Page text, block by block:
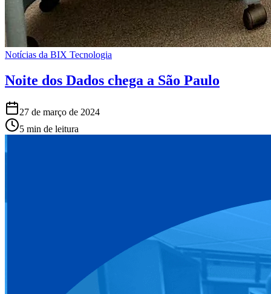
Notícias da BIX Tecnologia
Noite dos Dados chega a São Paulo
27 de março de 2024
5 min de leitura